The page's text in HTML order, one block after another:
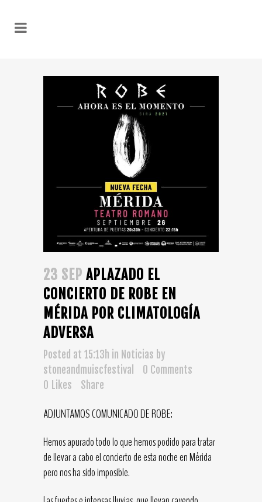
23 SEP APLAZADO EL
CONCIERTO DE ROBE EN
MÉRIDA POR CLIMATOLOGÍA
ADVERSA
Posted at 15:13h in Noticias by
stoneandmuiscfestival
0 Comments
0 Likes Share
ADJUNTAMOS COMUNICADO DE ROBE:
Hemos apurado todo lo que hemos podido para tratar
de llevar a cabo el concierto de esta noche en Mérida
pero nos ha sido imposible.